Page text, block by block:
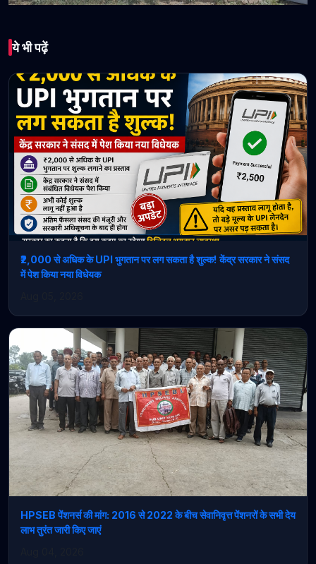
देशव्यापी कैमिस्ट हड़ताल:
कुनिहार में बंद रहीं दवा दुकानें,
मरीज परेशान
May 20, 2026 • 1 min read
ये भी पढ़ें
₹2,000 से अधिक के UPI भुगतान पर लग सकता है शुल्क! केंद्र सरकार ने संसद
में पेश किया नया विधेयक
HPSEB पेंशनर्स की मांग: 2016 से 2022 के बीच सेवानिवृत्त पेंशनरों के सभी देय
लाभ तुरंत जारी किए जाएं